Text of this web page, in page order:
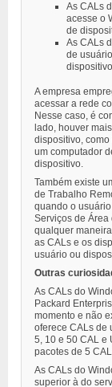
As CALs
acesse o
de
As CALs
de
dispositivo
A empresa
acessar a rede
Nesse caso, é
lado, houver
dispositivo,
um computador
dispositivo.
Também existe
de Trabalho
quando o
Serviços de Área
qualquer
as CALs e os
usuário ou
Outras
As CALs do
Packard
momento e não
oferece CALs de
5, 10 e 50 CAL e
pacotes de 5
As CALs do
superior à do